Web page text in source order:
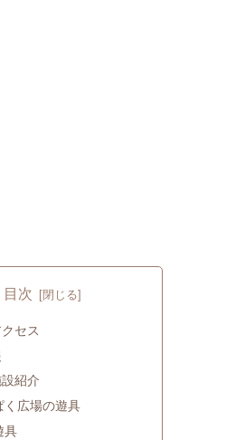
目次
セス
紹介
く広場の遊具
具